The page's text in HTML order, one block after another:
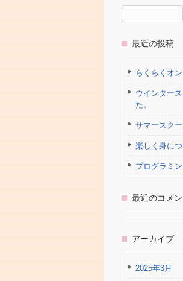
索:
最近の投稿
らくらくオ
ウインター
た。
サマースクー
楽しく身に
プログラミ
最近のコメン
アーカイブ
2025年3月